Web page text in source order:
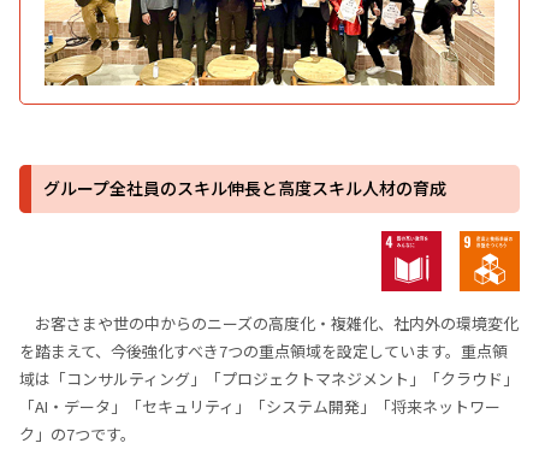
グループ全社員のスキル伸長と高度スキル人材の育成
お客さまや世の中からのニーズの高度化・複雑化、社内外の環境変化
を踏まえて、今後強化すべき7つの重点領域を設定しています。重点領
域は「コンサルティング」「プロジェクトマネジメント」「クラウド」
「AI・データ」「セキュリティ」「システム開発」「将来ネットワー
ク」の7つです。